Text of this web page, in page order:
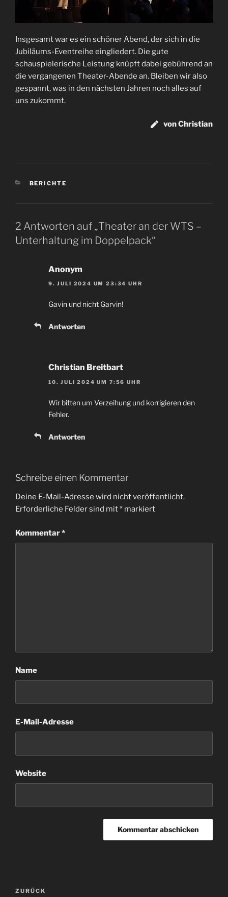
Insgesamt war es ein schöner Abend, der sich in die
Jubiläums-Eventreihe eingliedert. Die gute
schauspielerische Leistung knüpft dabei gebührend an
die vergangenen Theater-Abende an. Bleiben wir also
gespannt, was in den nächsten Jahren noch alles auf
uns zukommt.
von Christian
KATEGORIEN
BERICHTE
2 Antworten auf „Theater an der WTS –
Unterhaltung im Doppelpack“
Anonym
9. JULI 2024 UM 23:34 UHR
Gavin und nicht Garvin!
Antworten
Christian Breitbart
10. JULI 2024 UM 7:56 UHR
Wir bitten um Verzeihung und korrigieren den
Fehler.
Antworten
Schreibe einen Kommentar
Deine E-Mail-Adresse wird nicht veröffentlicht.
Erforderliche Felder sind mit* markiert
Kommentar*
Name
E-Mail-Adresse
Website
Beitragsnavigation
Vorheriger
ZURÜCK